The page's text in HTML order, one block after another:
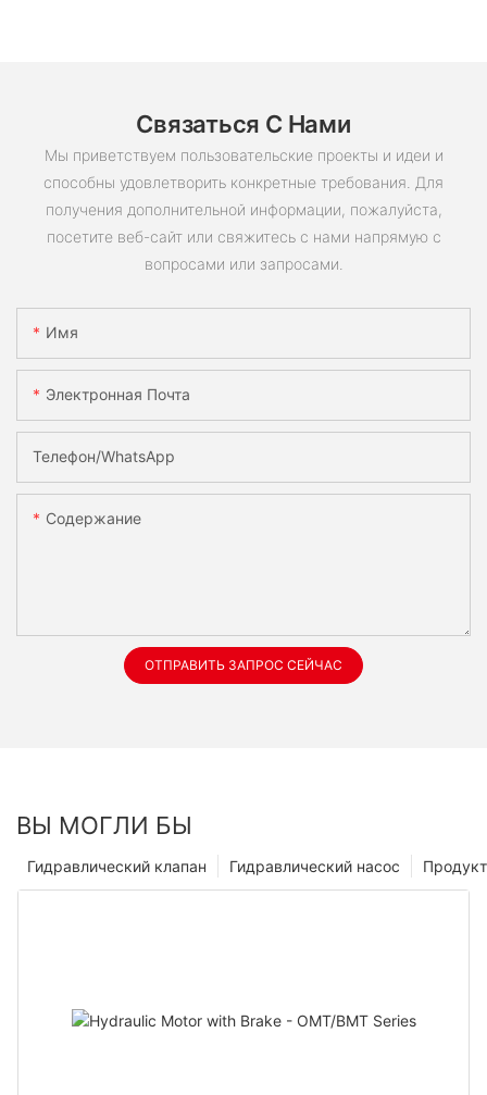
Связаться С Нами
Мы приветствуем пользовательские проекты и идеи и
способны удовлетворить конкретные требования. Для
получения дополнительной информации, пожалуйста,
посетите веб-сайт или свяжитесь с нами напрямую с
вопросами или запросами.
Имя
Электронная Почта
Телефон/WhatsApp
Содержание
ОТПРАВИТЬ ЗАПРОС СЕЙЧАС
ВЫ МОГЛИ БЫ
Гидравлический насос
Гидравлический клапан